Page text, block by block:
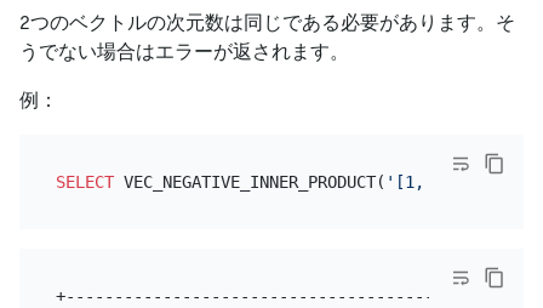
{i=1}^{n}{p*
{i}q_{i}}
2つのベクトルの次元数は同じである必要があります。そ
うでない場合はエラーが返されます。
例：
SELECT VEC_NEGATIVE_INNER_PRODUCT( '[1, 2]'
+------------------------------------------------+